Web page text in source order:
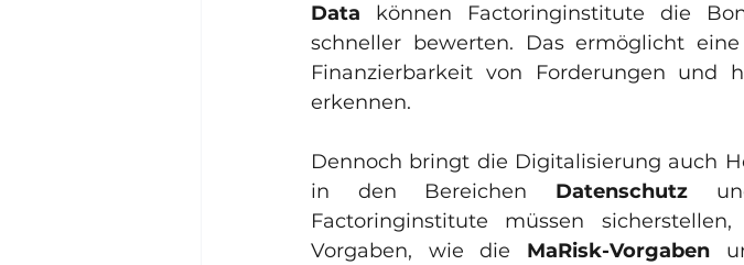
Data können Factoringinstitute die
schneller bewerten. Das ermöglicht eine
Finanzierbarkeit von Forderungen und
erkennen.
Dennoch bringt die Digitalisierung auch
in den Bereichen Datenschutz
Factoringinstitute müssen
Vorgaben, wie die MaRisk-Vorgaben